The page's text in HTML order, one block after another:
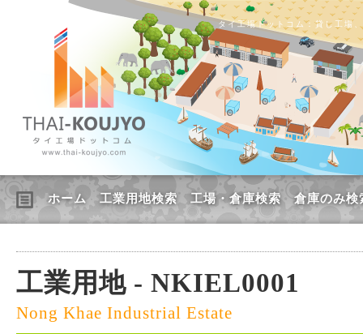
タイ工場ドットコム：貸し工場
ホーム 工業用地検索 工場・倉庫検索 倉庫のみ検
工業用地 - NKIEL0001
Nong Khae Industrial Estate